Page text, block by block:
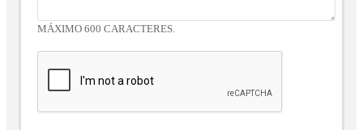
MÁXIMO 600 CARACTERES.